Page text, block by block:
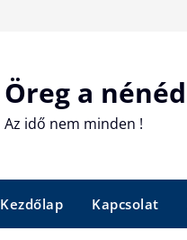
Öreg a nénéd
Az idő nem minden !
Kezdőlap Kapcsolat